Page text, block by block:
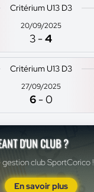
Critérium U13 D3
20/09/2025
3 -4
Critérium U13 D3
27/09/2025
6 -0
D'UN CLUB ?
club SportCorico !
En savoir plus